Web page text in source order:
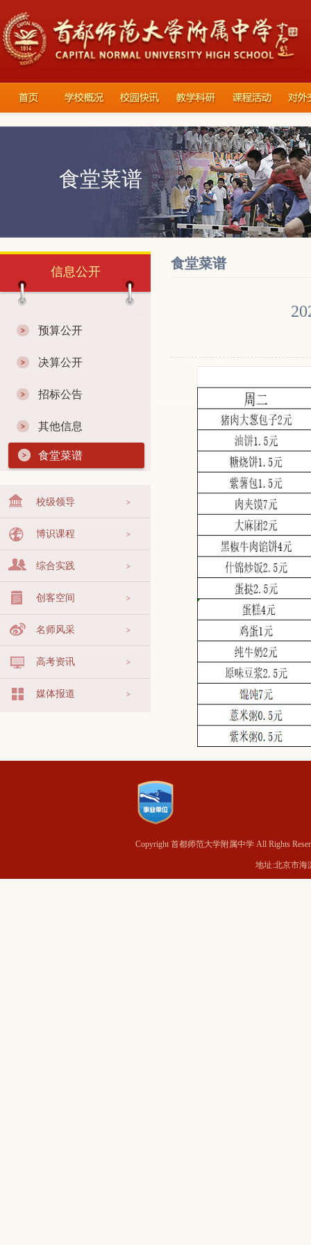
食堂菜谱
信息公开
预算公开
决算公开
招标公告
其他信息
食堂菜谱
校级领导
博识课程
综合实践
创客空间
名师风采
高考资讯
媒体报道
食堂菜谱
Copyright 首都师范大学附属中学 All Rights
地址:北京市海